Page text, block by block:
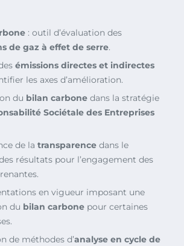
: outil d’évaluation des
de gaz à effet de serre.
émissions directes et indirectes
les axes d’amélioration.
du bilan carbone dans la stratégie
Sociétale des Entreprises
de la transparence dans le
résultats pour l’engagement des
en vigueur imposant une
du bilan carbone pour certaines
de méthodes d’analyse en cycle de